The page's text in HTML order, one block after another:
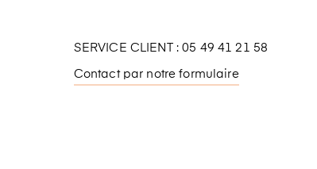
SERVICE CLIENT : 05 49 41 21 58
Contact par notre formulaire